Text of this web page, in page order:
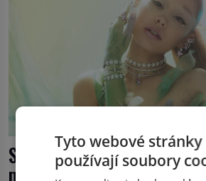
Swarovski vytvořil s
mytickou zahradu
Tyto webové stránky
používají soubory